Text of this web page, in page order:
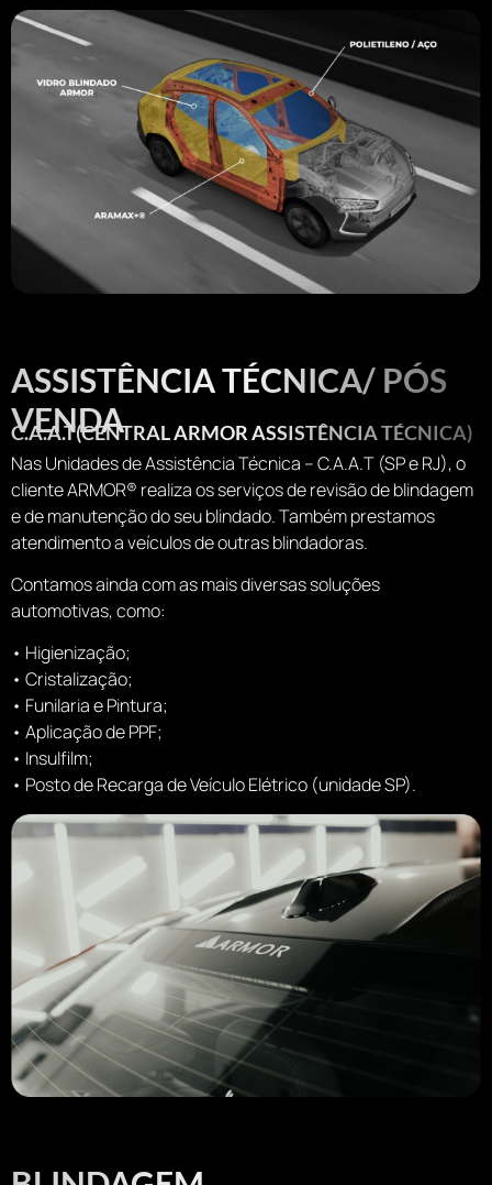
ASSISTÊNCIA TÉCNICA/ PÓS
VENDA
C.A.A.T(CENTRAL ARMOR ASSISTÊNCIA TÉCNICA)
Nas Unidades de Assistência Técnica – C.A.A.T (SP e RJ), o
cliente ARMOR®️ realiza os serviços de revisão de blindagem
e de manutenção do seu blindado. Também prestamos
atendimento a veículos de outras blindadoras.
Contamos ainda com as mais diversas soluções
automotivas, como:
• Higienização;
• Cristalização;
• Funilaria e Pintura;
• Aplicação de PPF;
• Insulfilm;
• Posto de Recarga de Veículo Elétrico (unidade SP).